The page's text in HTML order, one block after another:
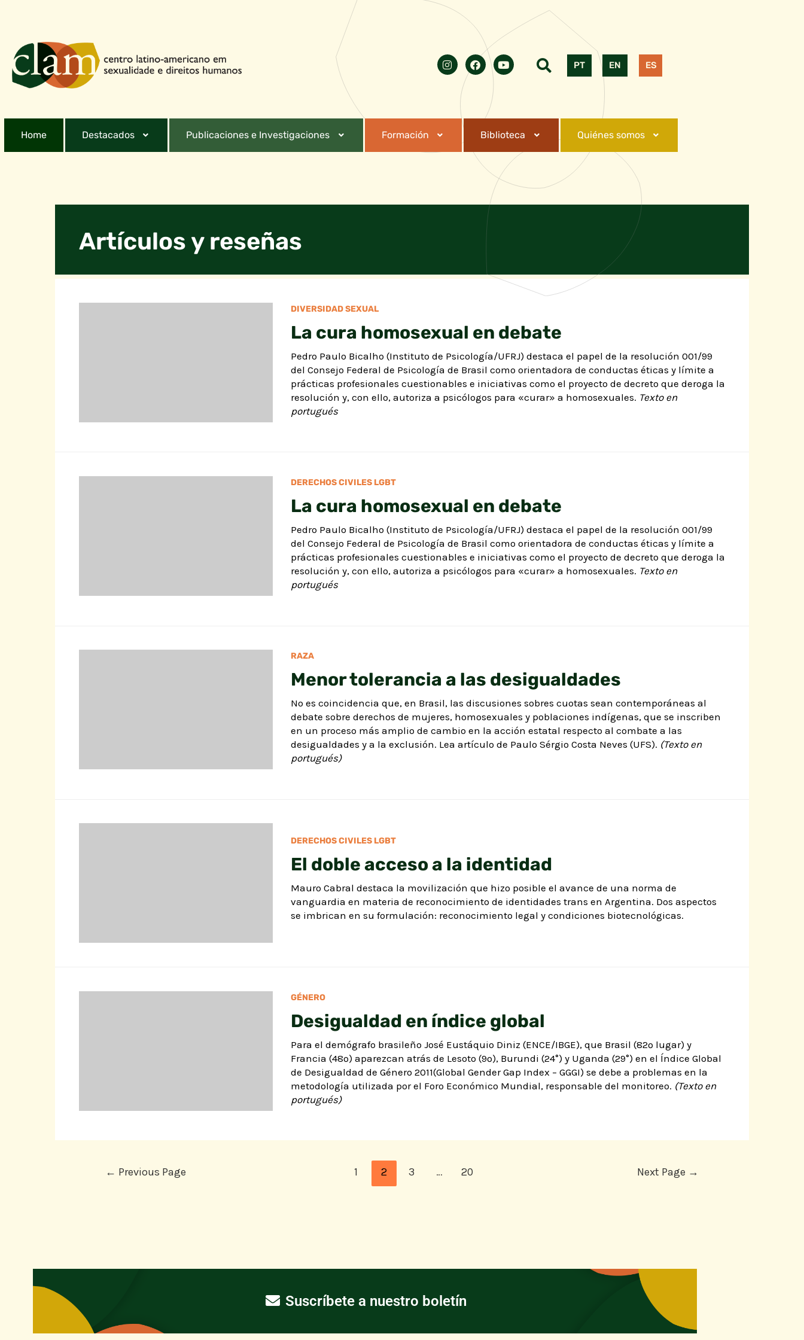
PT EN ES
Home Destacados Publicaciones e Investigaciones Formación Biblioteca Quiénes somos
Artículos y reseñas
DIVERSIDAD SEXUAL
La cura homosexual en debate
Pedro Paulo Bicalho (Instituto de Psicología/UFRJ) destaca el papel de la resolución 001/99
del Consejo Federal de Psicología de Brasil como orientadora de conductas éticas y límite a
prácticas profesionales cuestionables e iniciativas como el proyecto de decreto que deroga la
resolución y, con ello, autoriza a psicólogos para «curar» a homosexuales. Texto en
portugués
DERECHOS CIVILES LGBT
La cura homosexual en debate
Pedro Paulo Bicalho (Instituto de Psicología/UFRJ) destaca el papel de la resolución 001/99
del Consejo Federal de Psicología de Brasil como orientadora de conductas éticas y límite a
prácticas profesionales cuestionables e iniciativas como el proyecto de decreto que deroga la
resolución y, con ello, autoriza a psicólogos para «curar» a homosexuales. Texto en
portugués
RAZA
Menor tolerancia a las desigualdades
No es coincidencia que, en Brasil, las discusiones sobres cuotas sean contemporáneas al
debate sobre derechos de mujeres, homosexuales y poblaciones indígenas, que se inscriben
en un proceso más amplio de cambio en la acción estatal respecto al combate a las
desigualdades y a la exclusión. Lea artículo de Paulo Sérgio Costa Neves (UFS). (Texto en
portugués)
DERECHOS CIVILES LGBT
El doble acceso a la identidad
Mauro Cabral destaca la movilización que hizo posible el avance de una norma de
vanguardia en materia de reconocimiento de identidades trans en Argentina. Dos aspectos
se imbrican en su formulación: reconocimiento legal y condiciones biotecnológicas.
GÉNERO
Desigualdad en índice global
Para el demógrafo brasileño José Eustáquio Diniz (ENCE/IBGE), que Brasil (82º lugar) y
Francia (48º) aparezcan atrás de Lesoto (9º), Burundi (24°) y Uganda (29°) en el Índice Global
de Desigualdad de Género 2011(Global Gender Gap Index – GGGI) se debe a problemas en la
metodología utilizada por el Foro Económico Mundial, responsable del monitoreo. (Texto en
portugués)
← Previous Page 1 2 3 … 20 Next Page →
Suscríbete a nuestro boletín